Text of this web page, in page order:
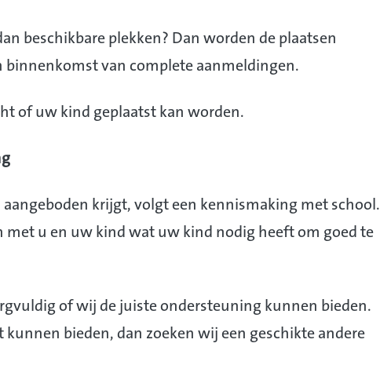
beschikbare plekken? Dan worden de plaatsen
binnenkomst van complete aanmeldingen.
of uw kind geplaatst kan worden.
krijgt, volgt een kennismaking met school.
met u en uw kind wat uw kind nodig heeft om goed te
of wij de juiste ondersteuning kunnen bieden.
bieden, dan zoeken wij een geschikte andere